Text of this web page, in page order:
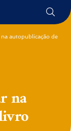
autopublicação de
na